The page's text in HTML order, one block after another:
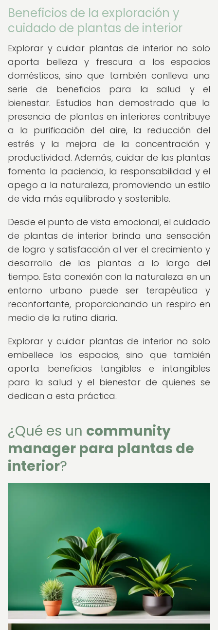
Beneficios de la exploración y
cuidado de plantas de interior
Explorar y cuidar plantas de interior no solo
aporta belleza y frescura a los espacios
domésticos, sino que también conlleva una
serie de beneficios para la salud y el
bienestar. Estudios han demostrado que la
presencia de plantas en interiores contribuye
a la purificación del aire, la reducción del
estrés y la mejora de la concentración y
productividad. Además, cuidar de las plantas
fomenta la paciencia, la responsabilidad y el
apego a la naturaleza, promoviendo un estilo
de vida más equilibrado y sostenible.
Desde el punto de vista emocional, el cuidado
de plantas de interior brinda una sensación
de logro y satisfacción al ver el crecimiento y
desarrollo de las plantas a lo largo del
tiempo. Esta conexión con la naturaleza en un
entorno urbano puede ser terapéutica y
reconfortante, proporcionando un respiro en
medio de la rutina diaria.
Explorar y cuidar plantas de interior no solo
embellece los espacios, sino que también
aporta beneficios tangibles e intangibles
para la salud y el bienestar de quienes se
dedican a esta práctica.
¿Qué es un community
manager para plantas de
interior?